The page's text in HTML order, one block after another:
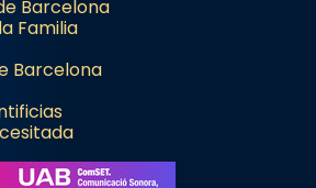
Barcelona
Familia
Barcelona